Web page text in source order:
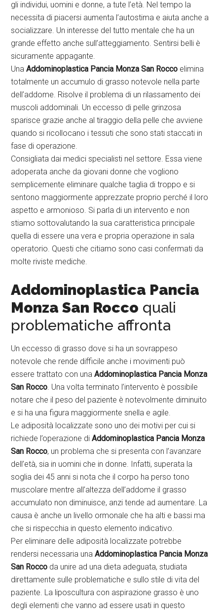
gli individui, uomini e donne, a tute l’età. Nel tempo la
necessita di piacersi aumenta l’autostima e aiuta anche a
socializzare. Un interesse del tutto mentale che ha un
grande effetto anche sull’atteggiamento. Sentirsi belli è
sicuramente appagante.
UnaAddominoplastica Pancia Monza San Rocco elimina
totalmente un accumulo di grasso notevole nella parte
dell’addome. Risolve il problema di un rilassamento dei
muscoli addominali. Un eccesso di pelle grinzosa
sparisce grazie anche al tiraggio della pelle che avviene
quando si ricollocano i tessuti che sono stati staccati in
fase di operazione.
Consigliata dai medici specialisti nel settore. Essa viene
adoperata anche da giovani donne che vogliono
semplicemente eliminare qualche taglia di troppo e si
sentono maggiormente apprezzate proprio perché il loro
aspetto e armonioso. Si parla di un intervento e non
stiamo sottovalutando la sua caratteristica principale
quella di essere una vera e propria operazione in sala
operatorio. Questi che citiamo sono casi confermati da
molte riviste mediche.
Addominoplastica Pancia
Monza San Rocco quali
problematiche affronta
Un eccesso di grasso dove si ha un sovrappeso
notevole che rende difficile anche i movimenti può
essere trattato con unaAddominoplastica Pancia Monza
San Rocco. Una volta terminato l’intervento è possibile
notare che il peso del paziente è notevolmente diminuito
e si ha una figura maggiormente snella e agile.
Le adiposità localizzate sono uno dei motivi per cui si
richiede l’operazione diAddominoplastica Pancia Monza
San Rocco, un problema che si presenta con l’avanzare
dell’età, sia in uomini che in donne. Infatti, superata la
soglia dei 45 anni si nota che il corpo ha perso tono
muscolare mentre all’altezza dell’addome il grasso
accumulato non diminuisce, anzi tende ad aumentare. La
causa è anche un livello ormonale che ha alti e bassi ma
che si rispecchia in questo elemento indicativo.
Per eliminare delle adiposità localizzate potrebbe
rendersi necessaria unaAddominoplastica Pancia Monza
San Rocco da unire ad una dieta adeguata, studiata
direttamente sulle problematiche e sullo stile di vita del
paziente. La liposcultura con aspirazione grasso è uno
degli elementi che vanno ad essere usati in questo